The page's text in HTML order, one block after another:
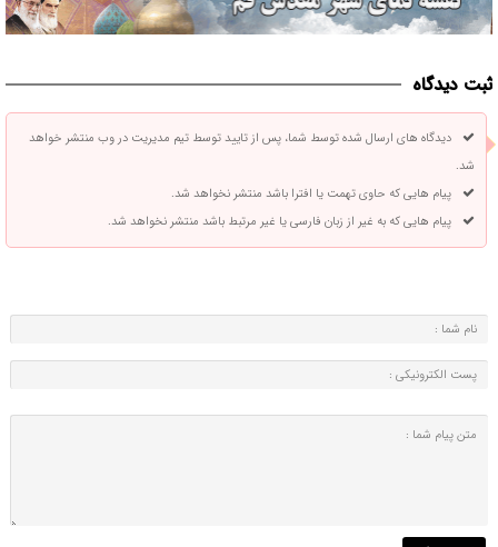
ثبت دیدگاه
دیدگاه های ارسال شده توسط شما، پس از تایید توسط تیم مدیریت در وب منتشر خواهد
شد.
پیام هایی که حاوی تهمت یا افترا باشد منتشر نخواهد شد.
پیام هایی که به غیر از زبان فارسی یا غیر مرتبط باشد منتشر نخواهد شد.